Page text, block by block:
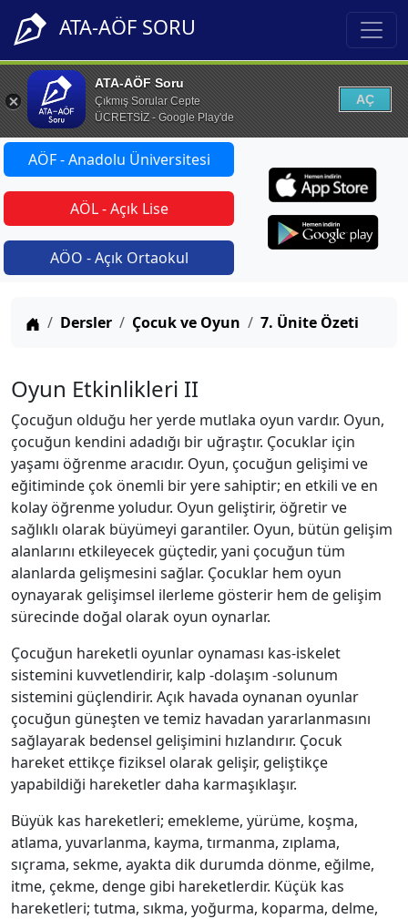
ATA-AÖF SORU
ATA-AÖF Soru
Çıkmış Sorular Cepte
ÜCRETSİZ - Google Play'de
AÇ
AÖF - Anadolu Üniversitesi
AÖL - Açık Lise
AÖO - Açık Ortaokul
Anasayfa
Dersler Çocuk ve Oyun 7. Ünite Özeti
Oyun Etkinlikleri II
Çocuğun olduğu her yerde mutlaka oyun vardır. Oyun,
çocuğun kendini adadığı bir uğraştır. Çocuklar için
yaşamı öğrenme aracıdır. Oyun, çocuğun gelişimi ve
eğitiminde çok önemli bir yere sahiptir; en etkili ve en
kolay öğrenme yoludur. Oyun geliştirir, öğretir ve
sağlıklı olarak büyümeyi garantiler. Oyun, bütün gelişim
alanlarını etkileyecek güçtedir, yani çocuğun tüm
alanlarda gelişmesini sağlar. Çocuklar hem oyun
oynayarak gelişimsel ilerleme gösterir hem de gelişim
sürecinde doğal olarak oyun oynarlar.
Çocuğun hareketli oyunlar oynaması kas-iskelet
sistemini kuvvetlendirir, kalp -dolaşım -solunum
sistemini güçlendirir. Açık havada oynanan oyunlar
çocuğun güneşten ve temiz havadan yararlanmasını
sağlayarak bedensel gelişimini hızlandırır. Çocuk
hareket ettikçe fiziksel olarak gelişir, geliştikçe
yapabildiği hareketler daha karmaşıklaşır.
Büyük kas hareketleri; emekleme, yürüme, koşma,
atlama, yuvarlanma, kayma, tırmanma, zıplama,
sıçrama, sekme, ayakta dik durumda dönme, eğilme,
itme, çekme, denge gibi hareketlerdir. Küçük kas
hareketleri; tutma, sıkma, yoğurma, koparma, delme,